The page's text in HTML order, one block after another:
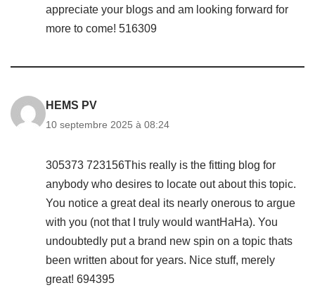
appreciate your blogs and am looking forward for
more to come! 516309
HEMS PV
10 septembre 2025 à 08:24
305373 723156This really is the fitting blog for
anybody who desires to locate out about this topic.
You notice a great deal its nearly onerous to argue
with you (not that I truly would wantHaHa). You
undoubtedly put a brand new spin on a topic thats
been written about for years. Nice stuff, merely
great! 694395